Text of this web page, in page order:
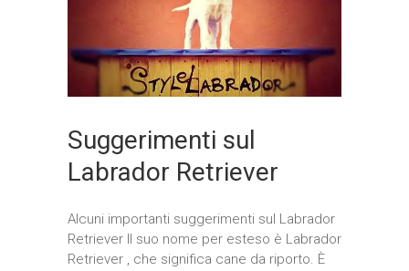
Suggerimenti sul
Labrador Retriever
Alcuni importanti suggerimenti sul Labrador
Retriever Il suo nome per esteso è Labrador
Retriever , che significa cane da riporto. È